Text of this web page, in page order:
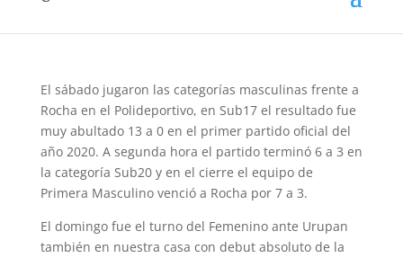
El sábado jugaron las categorías masculinas frente a
Rocha en el Polideportivo, en Sub17 el resultado fue
muy abultado 13 a 0 en el primer partido oficial del
año 2020. A segunda hora el partido terminó 6 a 3 en
la categoría Sub20 y en el cierre el equipo de
Primera Masculino venció a Rocha por 7 a 3.
El domingo fue el turno del Femenino ante Urupan
también en nuestra casa con debut absoluto de la